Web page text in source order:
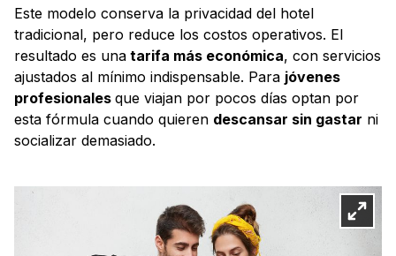
Este modelo conserva la privacidad del hotel
tradicional, pero reduce los costos operativos. El
resultado es una tarifa más económica, con servicios
ajustados al mínimo indispensable. Para jóvenes
profesionales que viajan por pocos días optan por
esta fórmula cuando quieren descansar sin gastar ni
socializar demasiado.